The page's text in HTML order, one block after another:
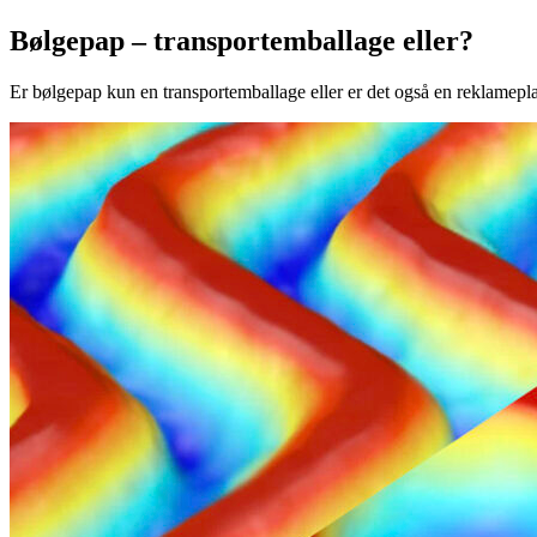
Bølgepap – transportemballage eller?
Er bølgepap kun en transportemballage eller er det også en